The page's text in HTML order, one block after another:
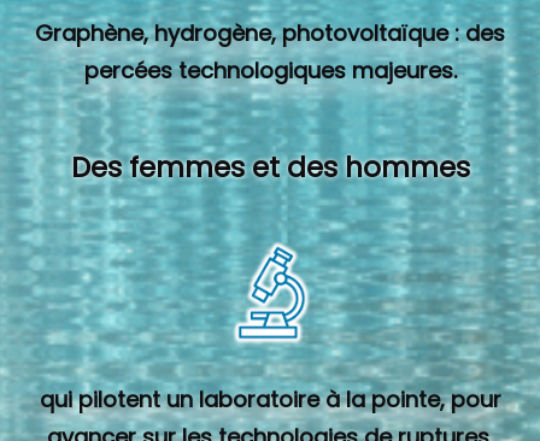
Graphène, hydrogène, photovoltaïque : des
percées technologiques majeures.
Des femmes et des hommes
qui pilotent un laboratoire à la pointe, pour